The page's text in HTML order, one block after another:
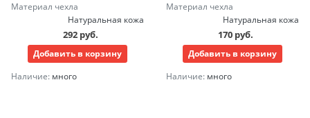
Материал чехла
Натуральная кожа
292 руб.
Добавить в корзину
Наличие: много
Материал чехла
Натуральная кожа
170 руб.
Добавить в корзину
Наличие: много